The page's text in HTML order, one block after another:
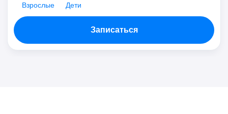
Взрослые Дети
Записаться